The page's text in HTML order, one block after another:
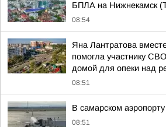
БПЛА на Нижнекамск
08:54
Яна Лантратова
помогла участнику
домой для опеки над
08:51
В самарском
08:51